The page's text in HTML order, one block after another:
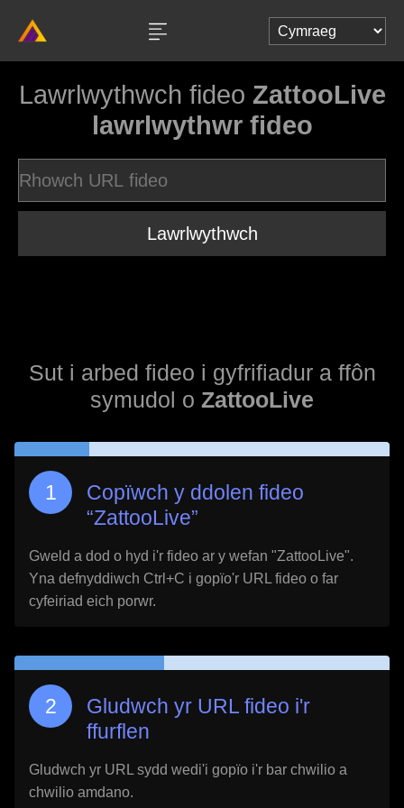
Lawrlwythwch fideo ZattooLive
lawrlwythwr fideo
Lawrlwythwch
Sut i arbed fideo i gyfrifiadur a ffôn
symudol o ZattooLive
Copïwch y ddolen fideo
“ZattooLive”
Gweld a dod o hyd i'r fideo ar y wefan "ZattooLive".
Yna defnyddiwch Ctrl+C i gopïo'r URL fideo o far
cyfeiriad eich porwr.
Gludwch yr URL fideo i'r
ffurflen
Gludwch yr URL sydd wedi'i gopïo i'r bar chwilio a
chwilio amdano.